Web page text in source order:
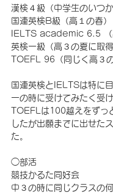
漢検４級（中学生のいつか
国連英検B級（高１の春）
IELTS academic 6.5 （
英検一級（高３の夏に取得
TOEFL 96（同じく高３の
国連英検とIELTSは特に
一の時に受けてみたく受け
TOEFLは100越えをずっ
したが出願までに出せた
た。
◯部活
競技かるた同好会
中３の時に同じクラスの